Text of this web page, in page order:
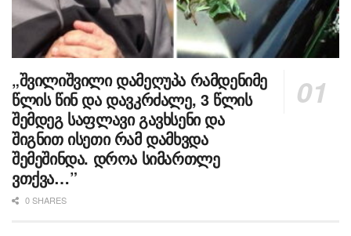
„შვილიშვილი დამეღუპა რამდენიმე
წლის წინ და დავკრძალე, 3 წლის
შემდეგ საფლავი გავხსენი და
შიგნით ისეთი რამ დამხვდა
შემეშინდა. დროა სიმართლე
ვთქვა…”
0 SHARES